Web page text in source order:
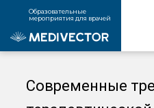
Образовательные
мероприятия для врачей
Современные